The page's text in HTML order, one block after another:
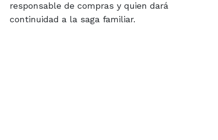
responsable de compras y quien dará
continuidad a la saga familiar.